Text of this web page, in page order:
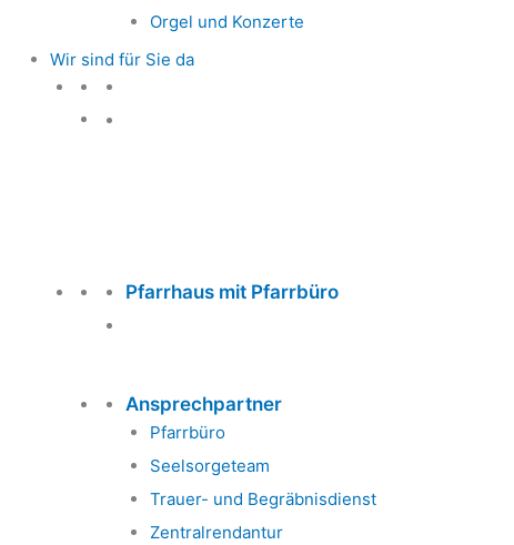
Orgel und Konzerte
Wir sind für Sie da
Pfarrhaus mit Pfarrbüro
Ansprechpartner
Pfarrbüro
Seelsorgeteam
Trauer- und Begräbnisdienst
Zentralrendantur